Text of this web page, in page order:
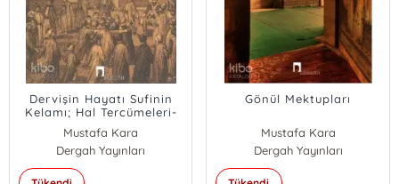
Dervişin Hayatı Sufinin
Kelamı; Hal Tercümeleri-
tarikatlar-ıstılahlar
Mustafa Kara
Dergah Yayınları
Gönül Mektupları
Mustafa Kara
Dergah Yayınları